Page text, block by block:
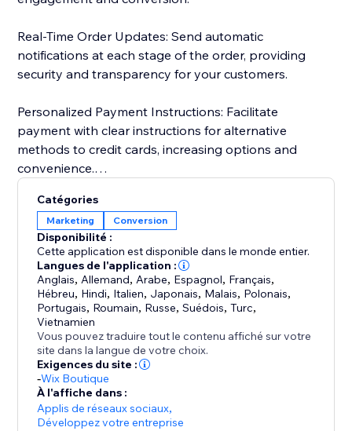
Real-Time Order Updates: Send automatic
notifications at each stage of the order, providing
security and transparency for your customers.
Personalized Payment Instructions: Facilitate
payment with clear instructions for alternative
methods to credit cards, increasing options and
convenience.
Customer Import and Segmentation: Automatically
import customer data, simplifying management and
personalized segmentation. Keep a detailed history
for more effective and targeted campaigns.
Catégories
Marketing Conversion
Disponibilité :
Cette application est disponible dans le monde entier.
Langues de l'application :
Anglais, Allemand, Arabe, Espagnol, Français,
Hébreu, Hindi, Italien, Japonais, Malais, Polonais,
Portugais, Roumain, Russe,Suédois,Turc,
Vietnamien
Vous pouvez traduire tout le contenu affiché sur votre
site dans la langue de votre choix.
Exigences du site :
-Wix Boutique
À l'affiche dans :
Applis de réseaux sociaux,
Développez votre entreprise